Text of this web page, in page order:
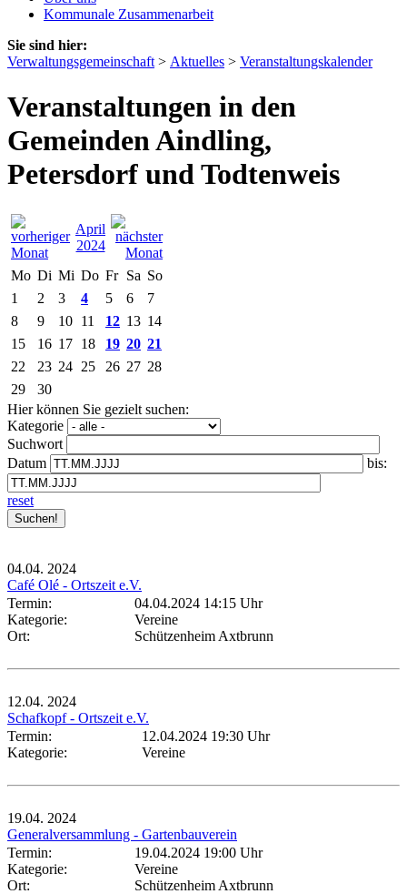
Kommunale Zusammenarbeit
Sie sind hier:
Verwaltungsgemeinschaft > Aktuelles > Veranstaltungskalender
Veranstaltungen in den
Gemeinden Aindling,
Petersdorf und Todtenweis
April
2024
Mo Di Mi Do Fr Sa So
1
2 3 4 5 6
7
8
9 10 11 12 13 14
15
16 17 18 19 20 21
22
23 24 25 26 27 28
29
30
Hier können Sie gezielt suchen:
Kategorie
Suchwort
Datum
bis:
reset
04.04. 2024
Café Olé - Ortszeit e.V.
Termin:
04.04.2024 14:15 Uhr
Kategorie:
Vereine
Ort:
Schützenheim Axtbrunn
12.04. 2024
Schafkopf - Ortszeit e.V.
Termin:
12.04.2024 19:30 Uhr
Kategorie:
Vereine
19.04. 2024
Generalversammlung - Gartenbauverein
Termin:
19.04.2024 19:00 Uhr
Kategorie:
Vereine
Ort:
Schützenheim Axtbrunn